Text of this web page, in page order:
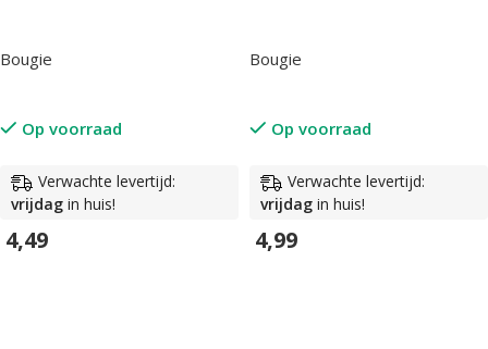
Bougie
Op voorraad
Verwachte levertijd:
vrijdag in huis!
4,49
Bougie
Op voorraad
Verwachte levertijd:
vrijdag in huis!
4,99